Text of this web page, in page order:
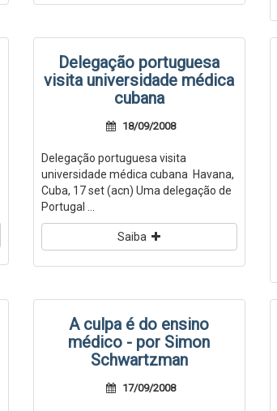
Delegação portuguesa
visita universidade médica
cubana
18/09/2008
Delegação portuguesa visita
universidade médica cubana Havana,
Cuba, 17 set (acn) Uma delegação de
Portugal ...
Saiba
A culpa é do ensino
médico - por Simon
Schwartzman
17/09/2008